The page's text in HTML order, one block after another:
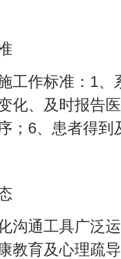
工作标准：1、
化、及时报告
；6、患者得到
沟通工具广泛
教育及心理疏